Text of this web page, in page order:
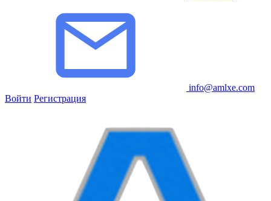
info@amlxe.com
Войти Регистрация